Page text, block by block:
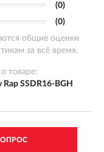
(0)
(0)
общие оценки
за всё время.
товаре:
SSDR16-BGH